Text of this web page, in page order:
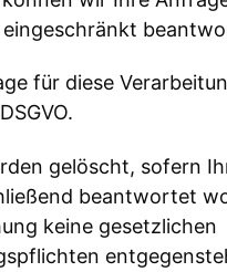
eingeschränkt
für diese
gelöscht, sofern
beantwortet
keine gesetzlichen